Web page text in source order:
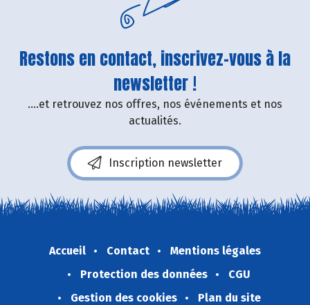
Restons en contact, inscrivez-vous à la
newsletter !
....et retrouvez nos offres, nos événements et nos
actualités.
Inscription newsletter
Accueil Contact
Mentions légales
Protection des données
CGU
Gestion des cookies
Plan du site